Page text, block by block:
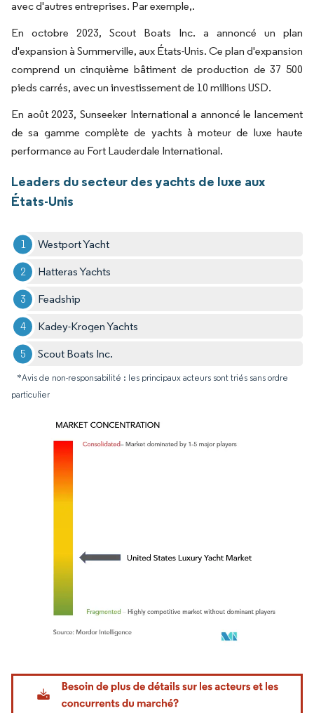
avec d'autres entreprises. Par exemple,.
En octobre 2023, Scout Boats Inc. a annoncé un plan
d'expansion à Summerville, aux États-Unis. Ce plan d'expansion
comprend un cinquième bâtiment de production de 37 500
pieds carrés, avec un investissement de 10 millions USD.
En août 2023, Sunseeker International a annoncé le lancement
de sa gamme complète de yachts à moteur de luxe haute
performance au Fort Lauderdale International.
Leaders du secteur des yachts de luxe aux
États-Unis
Westport Yacht
Hatteras Yachts
Feadship
Kadey-Krogen Yachts
Scout Boats Inc.
*Avis de non-responsabilité : les principaux acteurs sont triés sans ordre
particulier
Image © Mordor Intelligence. La réutilisation nécessite une attribution sous CC BY